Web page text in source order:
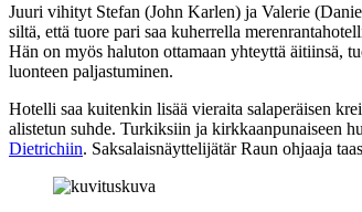
Juuri vihityt Stefan (John Karlen) ja Valerie (
siltä, että tuore pari saa kuherrella
Hän on myös haluton ottamaan yhteyttä äitiinsä,
luonteen paljastuminen.
Hotelli saa kuitenkin lisää vieraita salaperäisen
alistetun suhde. Turkiksiin ja kirkkaanpunaiseen
Dietrichiin. Saksalaisnäyttelijätär Raun ohjaaja